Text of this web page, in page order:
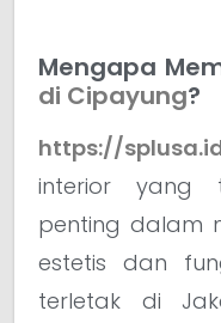
Mengapa
di Cipayung?
https://
interior yang
penting dalam
estetis dan
terletak di